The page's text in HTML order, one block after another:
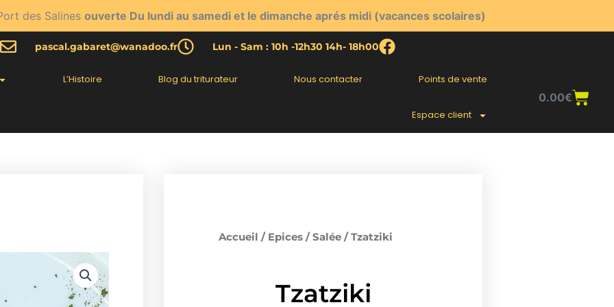
des Salines ouverte Du lundi au samedi et le dimanche aprés midi (vacances scolaires)
pascal.gabaret@wanadoo.fr Lun - Sam : 10h -12h30 14h- 18h00
L’Histoire Blog du triturateur Nous contacter Points de vente
Espace client
0.00€
Accueil / Epices / Salée / Tzatziki
Tzatziki